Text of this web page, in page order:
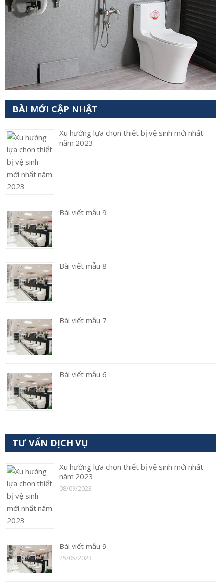
BÀI MỚI CẬP NHẬT
Xu hướng lựa chọn thiết bị vệ sinh mới nhất
năm 2023
Bài viết mẫu 9
Bài viết mẫu 8
Bài viết mẫu 7
Bài viết mẫu 6
TƯ VẤN DỊCH VỤ
Xu hướng lựa chọn thiết bị vệ sinh mới nhất
năm 2023
08/09/2023
Bài viết mẫu 9
25/05/2023